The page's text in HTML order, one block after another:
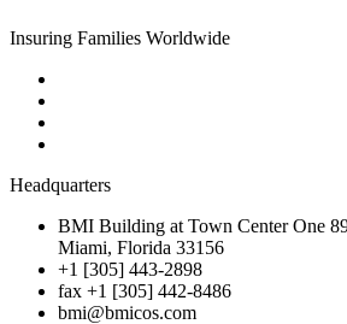
Insuring Families Worldwide
Headquarters
BMI Building at Town Center One
Miami, Florida 33156
+1 [305] 443-2898
fax +1 [305] 442-8486
bmi@bmicos.com